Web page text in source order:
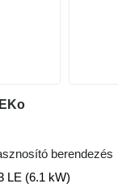
berendezés
LE (6.1 kW)